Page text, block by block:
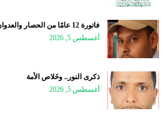
فاتورة 12 عامًا من الحصار والعدوان
أغسطس 5, 2026
ذكرى النور.. وخَلاص الأمة
أغسطس 5, 2026